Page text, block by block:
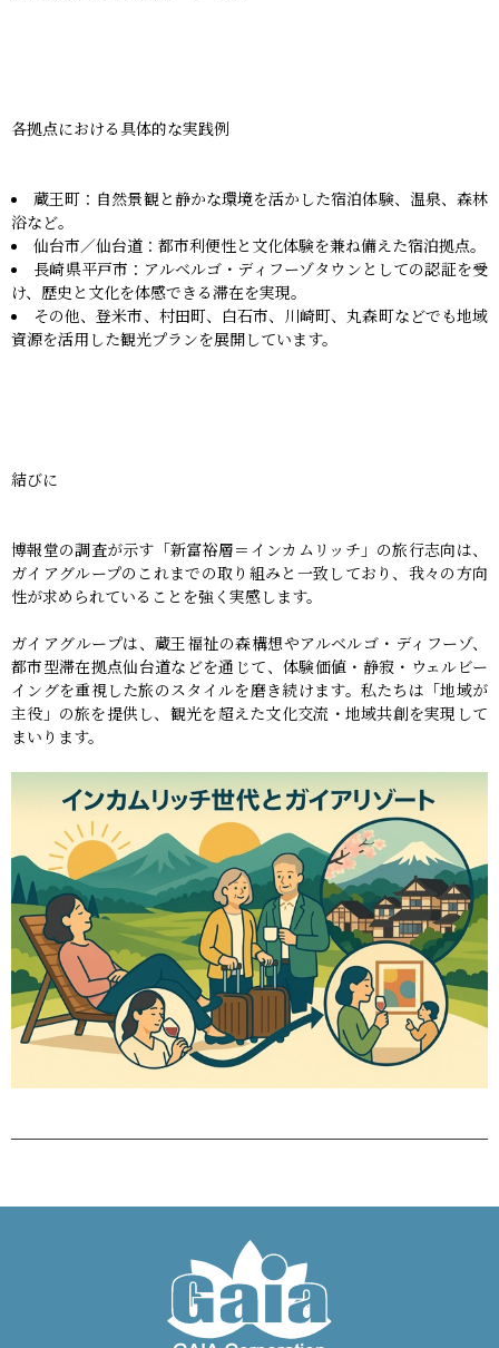
各拠点における具体的な実践例
蔵王町：自然景観と静かな環境を活かした宿泊体験、温泉、森林
浴など。
仙台市／仙台道：都市利便性と文化体験を兼ね備えた宿泊拠点。
長崎県平戸市：アルベルゴ・ディフーゾタウンとしての認証を受
け、歴史と文化を体感できる滞在を実現。
その他、登米市、村田町、白石市、川崎町、丸森町などでも地域
資源を活用した観光プランを展開しています。
結びに
博報堂の調査が示す「新富裕層＝インカムリッチ」の旅行志向は、
ガイアグループのこれまでの取り組みと一致しており、我々の方向
性が求められていることを強く実感します。
ガイアグループは、蔵王福祉の森構想やアルベルゴ・ディフーゾ、
都市型滞在拠点仙台道などを通じて、体験価値・静寂・ウェルビー
イングを重視した旅のスタイルを磨き続けます。私たちは「地域が
主役」の旅を提供し、観光を超えた文化交流・地域共創を実現して
まいります。